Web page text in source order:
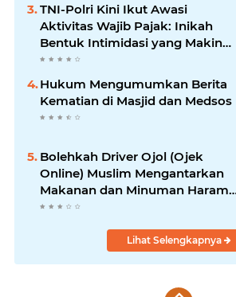
TNI-Polri Kini Ikut Awasi
Aktivitas Wajib Pajak: Inikah
Bentuk Intimidasi yang Makin
Menekan Rakyat?
Hukum Mengumumkan Berita
Kematian di Masjid dan Medsos
Bolehkah Driver Ojol (Ojek
Online) Muslim Mengantarkan
Makanan dan Minuman Haram
ke Pelanggan?
Lihat Selengkapnya